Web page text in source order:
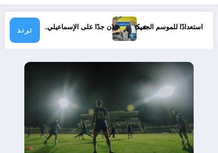
ترند
شيكابالا: زعلان جدًا على الإسماعيلي..حتى الآن استعدادًا للموسم الجديد